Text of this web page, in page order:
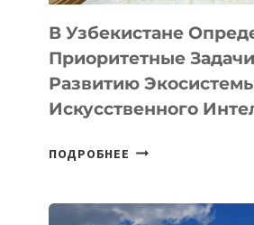
В Узбекистане
Приоритетные
Развитию
Искусственного
ПОДРОБНЕЕ В
ПРИОРИТЕТНЫЕ